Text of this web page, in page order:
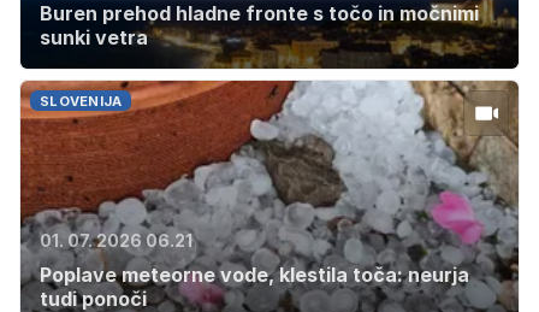
Buren prehod hladne fronte s točo in močnimi
sunki vetra
SLOVENIJA
01. 07. 2026 06.21
Poplave meteorne vode, klestila toča: neurja
tudi ponoči